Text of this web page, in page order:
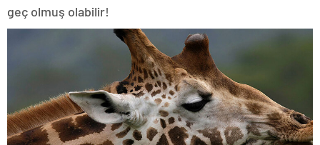
geç olmuş olabilir!